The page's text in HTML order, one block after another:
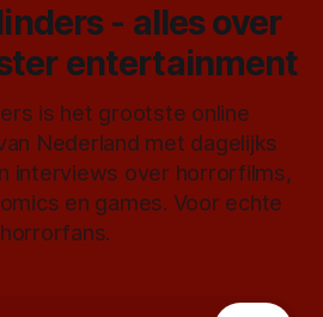
- alles over
entertainment
is het grootste online
Nederland met dagelijks
interviews over horrorfilms,
en games. Voor echte
horrorfans.